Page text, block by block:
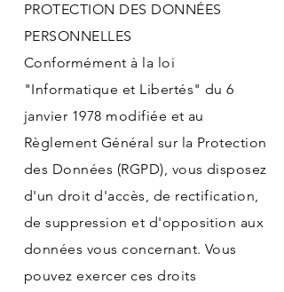
PROTECTION DES DONNÉES
PERSONNELLES
Conformément à la loi
"Informatique et Libertés" du 6
janvier 1978 modifiée et au
Règlement Général sur la Protection
des Données (RGPD), vous disposez
d'un droit d'accès, de rectification,
de suppression et d'opposition aux
données vous concernant. Vous
pouvez exercer ces droits